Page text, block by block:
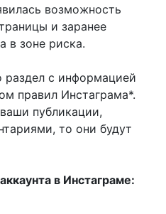
возможность
и заранее
в зоне риска.
раздел с информацией
правил Инстаграма*.
публикации,
то они будут
в Инстаграме: